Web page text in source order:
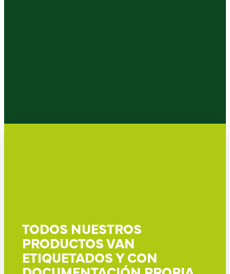
TODOS NUESTROS
PRODUCTOS VAN
ETIQUETADOS Y CON